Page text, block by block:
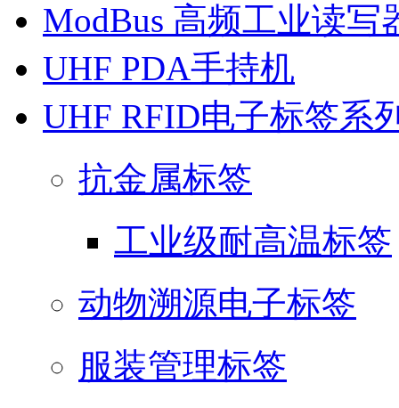
ModBus 高频工业读写
UHF PDA手持机
UHF RFID电子标签系
抗金属标签
工业级耐高温标签
动物溯源电子标签
服装管理标签